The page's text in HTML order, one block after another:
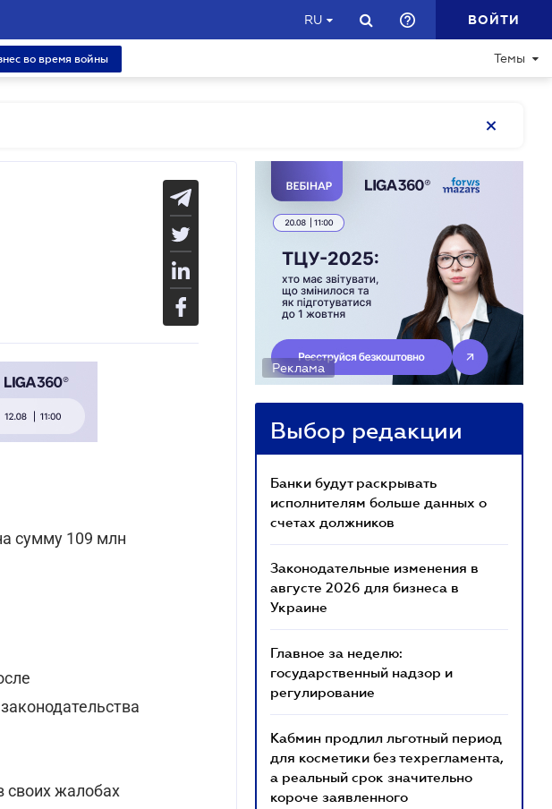
RU ВОЙТИ
во время войны Темы
сумму 109 млн
своих жалобах
Реклама
Выбор редакции
Банки будут раскрывать
исполнителям больше данных о
счетах должников
Законодательные изменения в
августе 2026 для бизнеса в
Украине
Главное за неделю:
государственный надзор и
регулирование
Кабмин продлил льготный период
для косметики без техрегламента,
а реальный срок значительно
короче заявленного